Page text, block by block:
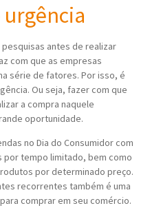
urgência
antes de realizar
com que as empresas
série de fatores. Por isso, é
Ou seja, fazer com que
a compra naquele
oportunidade.
no Dia do Consumidor com
tempo limitado, bem como
por determinado preço.
recorrentes também é uma
comprar em seu comércio.